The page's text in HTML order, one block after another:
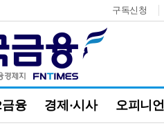
구독신청
금융 경제·시사 오피니언